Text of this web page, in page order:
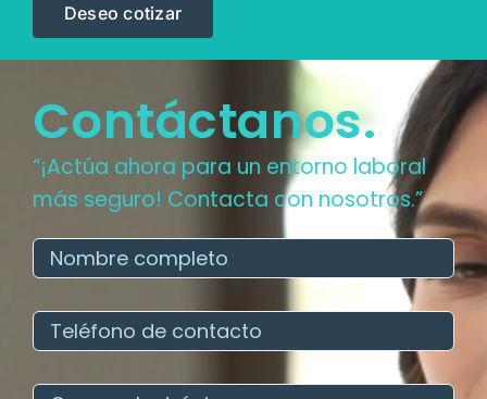
Deseo cotizar
Contáctanos.
“¡Actúa ahora para un entorno laboral
más seguro! Contacta con nosotros.”